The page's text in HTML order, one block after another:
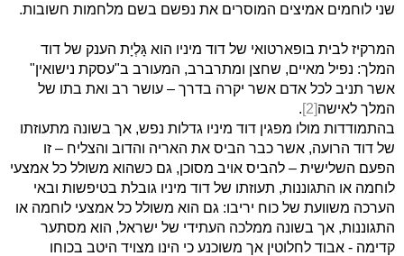
שני לוחמים אמיצים המוסרים את נפשם בשם מלחמות חשובות.
המרקיז לבית בופארטואי של דוד מיניו הוא גָּלְיָת הענק של דוד
המלך: נפיל מאיים, שחצן ומתרברב, המעורב ב"עסקת נישואין"
אשר תניב לכל אדם אשר יקרה בדרך – עושר רב ואת בתו של
המלך לאישה[2]
.
בהתמודדות מולו מפגין דוד מיניו גדלות נפש, אך בשונה מתעוזתו
של דוד הרועה, אשר כבר הביס את האריה והדוב והצליח – זו
הפעם השלישית – להביס אויב מסוכן, גם כשהוא משולל כל אמצעי
לוחמה או התגוננות, תעוזתו של דוד מיניו גובלת בטיפשות ובאי
הערכה משוועת של כוח יריבו: גם הוא משולל כל אמצעי לוחמה או
התגוננות, אך בשונה ממלכה העתידי של ישראל, הוא מסתער
קדימה - אבוד לחלוטין אך משוכנע כי הינו מצויד היטב בכוחו